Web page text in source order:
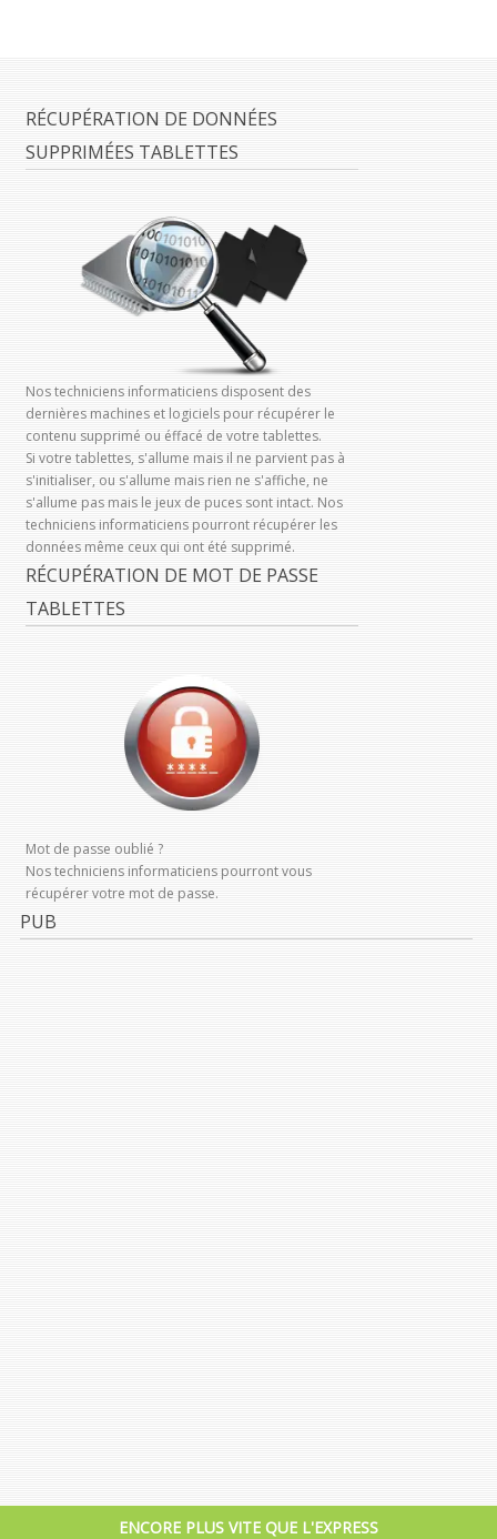
RÉCUPÉRATION DE DONNÉES
SUPPRIMÉES TABLETTES
Nos techniciens informaticiens disposent des
dernières machines et logiciels pour récupérer le
contenu supprimé ou éffacé de votre tablettes.
Si votre tablettes, s'allume mais il ne parvient pas à
s'initialiser, ou s'allume mais rien ne s'affiche, ne
s'allume pas mais le jeux de puces sont intact. Nos
techniciens informaticiens pourront récupérer les
données même ceux qui ont été supprimé.
RÉCUPÉRATION DE MOT DE PASSE
TABLETTES
Mot de passe oublié ?
Nos techniciens informaticiens pourront vous
récupérer votre mot de passe.
PUB
ENCORE PLUS VITE QUE L'EXPRESS